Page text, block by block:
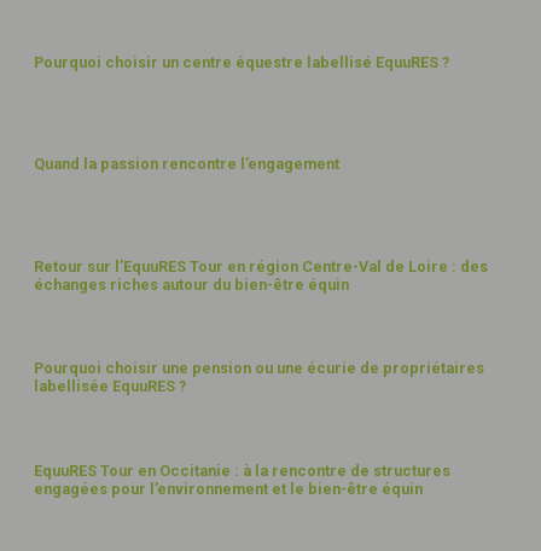
15
Pourquoi choisir un centre équestre labellisé EquuRES ?
27
Quand la passion rencontre l’engagement
19
JUIN25
Retour sur l’EquuRES Tour en région Centre-Val de Loire : des
échanges riches autour du bien-être équin
10
JUIN25
Pourquoi choisir une pension ou une écurie de propriétaires
labellisée EquuRES ?
7
AVR25
EquuRES Tour en Occitanie : à la rencontre de structures
engagées pour l’environnement et le bien-être équin